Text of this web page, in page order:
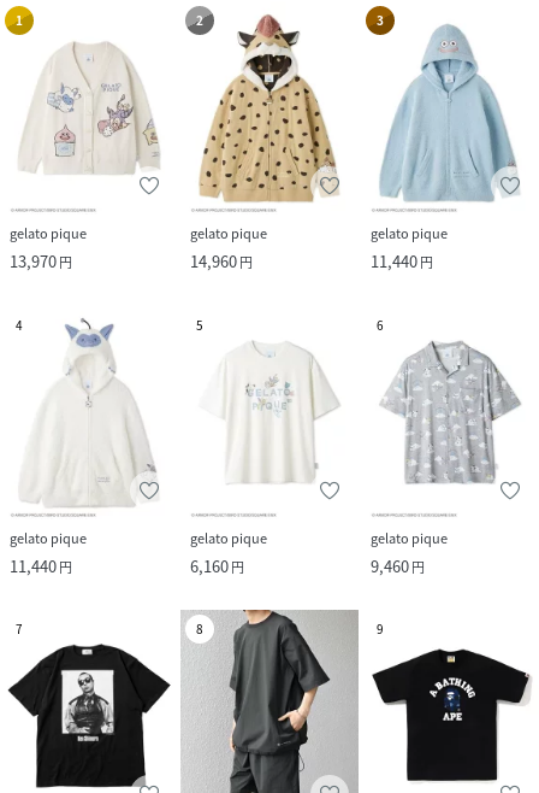
1
gelato pique
13,970円
2
gelato pique
14,960円
3
gelato pique
11,440円
4
gelato pique
11,440円
5
gelato pique
6,160円
6
gelato pique
9,460円
7 8 9